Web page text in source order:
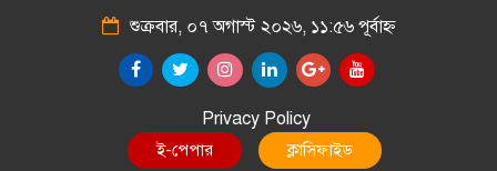
শুক্রবার, ০৭ অগাস্ট ২০২৬, ১১:৫৬ পূর্বাহ্ন
Privacy Policy
E-Paper Classified